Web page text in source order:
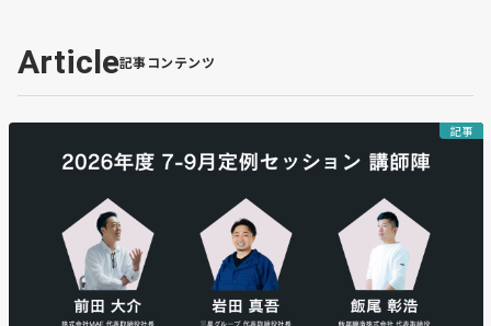
Article記事コンテンツ
記事